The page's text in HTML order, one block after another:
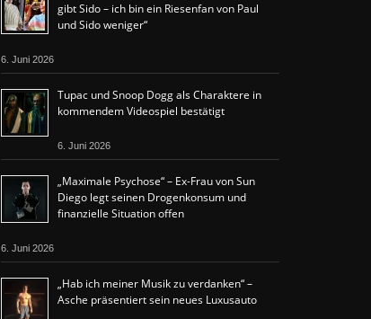
gibt Sido – ich bin ein Riesenfan von Paul
und Sido weniger“
6. Juni 2026
Tupac und Snoop Dogg als Charaktere in
kommendem Videospiel bestätigt
6. Juni 2026
„Maximale Psychose“ – Ex-Frau von Sun
Diego legt seinen Drogenkonsum und
finanzielle Situation offen
6. Juni 2026
„Hab ich meiner Musik zu verdanken“ –
Asche präsentiert sein neues Luxusauto